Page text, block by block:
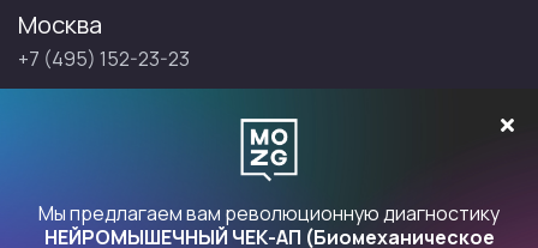
Москва
+7 (495) 152-23-23
Санкт-Петербург
Мы предлагаем вам революционную диагностику
НЕЙРОМЫШЕЧНЫЙ ЧЕК-АП (Биомеханическое